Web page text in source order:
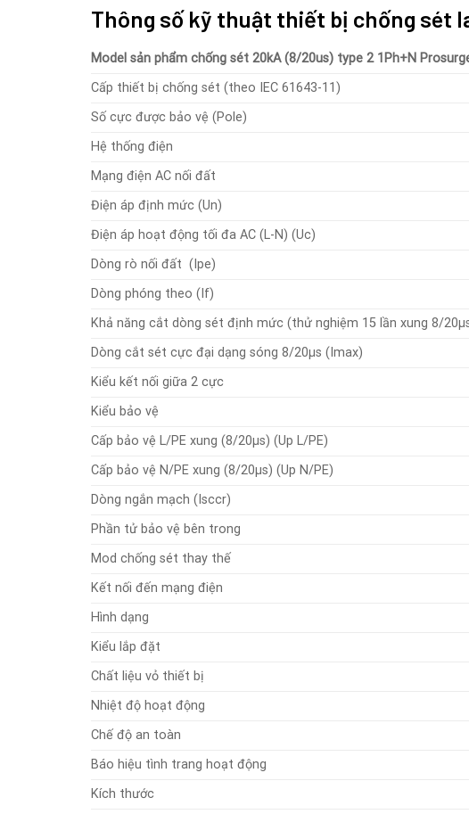
Thông số kỹ thuật thiết bị chống sét
Model sản phẩm chống sét 20kA (8/20us) type 2 1Ph+N
Cấp thiết bị chống sét (theo IEC 61643-11)
Số cực được bảo vệ (Pole)
Hệ thống điện
Mạng điện AC nối đất
Điện áp định mức (Un)
Điện áp hoạt động tối đa AC (L-N) (Uc)
Dòng rò nối đất (Ipe)
Dòng phóng theo (If)
Khả năng cắt dòng sét định mức (thử nghiệm 15 lần xung 8/
Dòng cắt sét cực đại dạng sóng 8/20µs (Imax)
Kiểu kết nối giữa 2 cực
Kiểu bảo vệ
Cấp bảo vệ L/PE xung (8/20μs) (Up L/PE)
Cấp bảo vệ N/PE xung (8/20μs) (Up N/PE)
Dòng ngắn mạch (Isccr)
Phần tử bảo vệ bên trong
Mod chống sét thay thế
Kết nối đến mạng điện
Hình dạng
Kiểu lắp đặt
Chất liệu vỏ thiết bị
Nhiệt độ hoạt động
Chế độ an toàn
Báo hiệu tình trang hoạt động
Kích thước